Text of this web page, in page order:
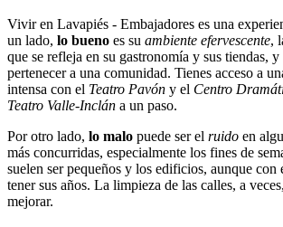
Vivir en Lavapiés - Embajadores es una
un lado, lo bueno es su ambiente efervescente,
que se refleja en su gastronomía y sus tiendas, y
pertenecer a una comunidad. Tienes acceso a
intensa con el Teatro Pavón y el Centro
Teatro Valle-Inclán a un paso.
Por otro lado, lo malo puede ser el ruido en
más concurridas, especialmente los fines de
suelen ser pequeños y los edificios, aunque con
tener sus años. La limpieza de las calles, a
mejorar.